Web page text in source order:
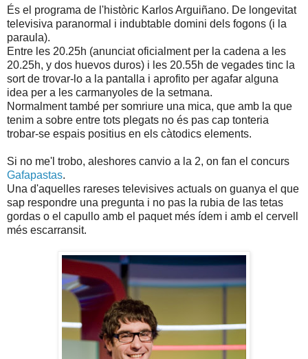
És el programa de l'històric Karlos Arguiñano. De longevitat
televisiva paranormal i indubtable domini dels fogons (i la
paraula).
Entre les 20.25h (anunciat oficialment per la cadena a les
20.25h, y dos huevos duros) i les 20.55h de vegades tinc la
sort de trovar-lo a la pantalla i aprofito per agafar alguna
idea per a les carmanyoles de la setmana.
Normalment també per somriure una mica, que amb la que
tenim a sobre entre tots plegats no és pas cap tonteria
trobar-se espais positius en els càtodics elements.
Si no me'l trobo, aleshores canvio a la 2, on fan el concurs
Gafapastas.
Una d'aquelles rareses televisives actuals on guanya el que
sap respondre una pregunta i no pas la rubia de las tetas
gordas o el capullo amb el paquet més ídem i amb el cervell
més escarransit.